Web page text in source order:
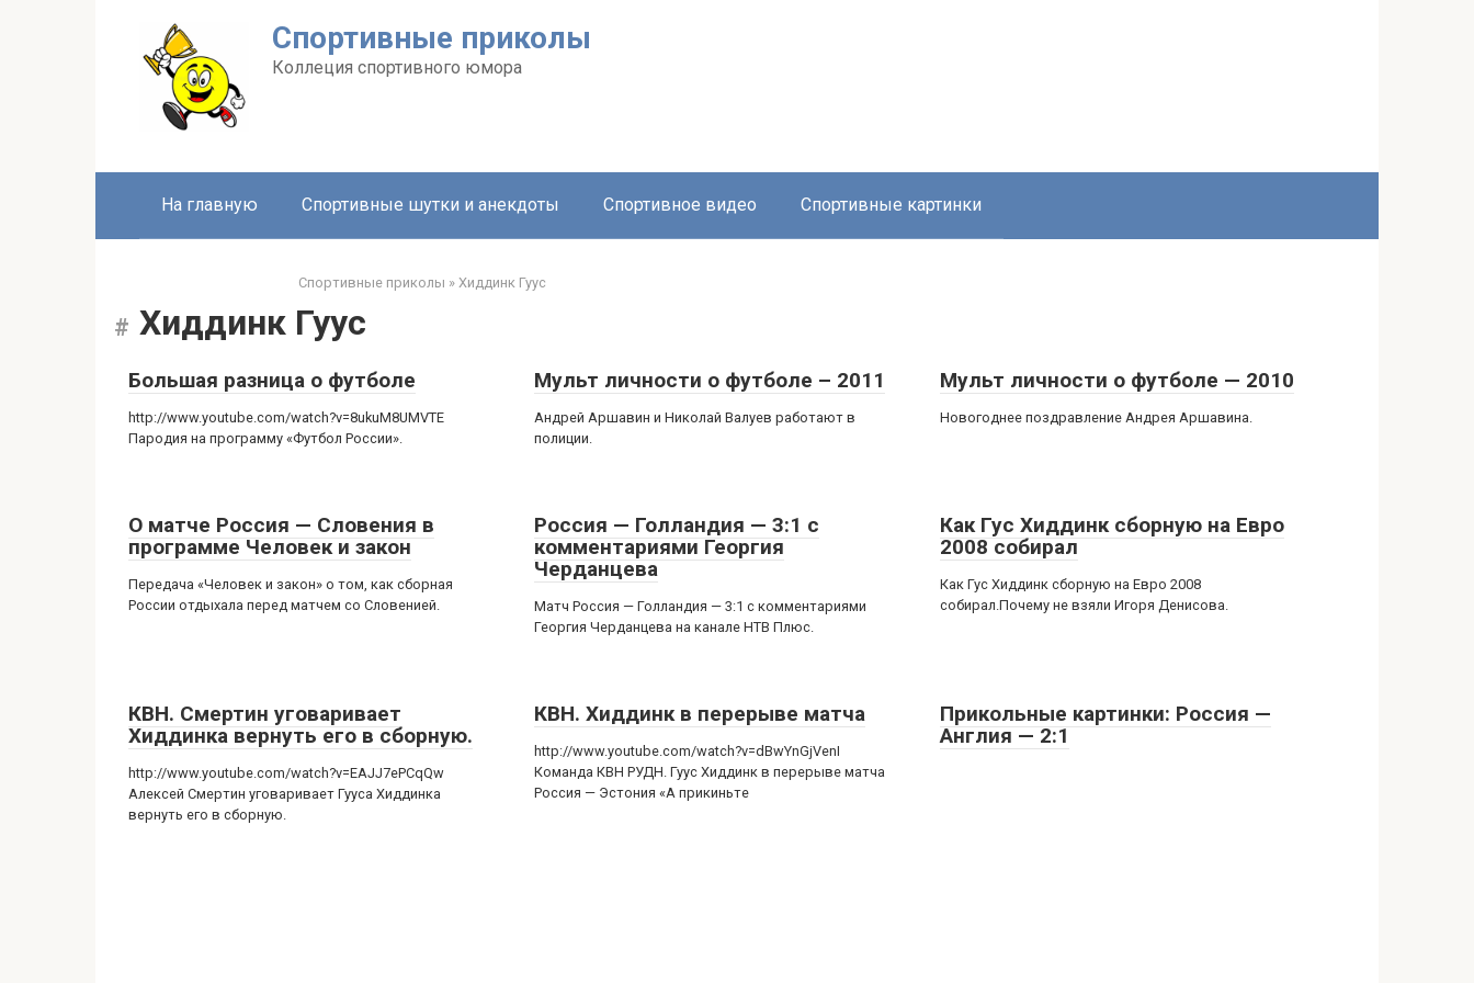
Спортивные приколы
Коллеция спортивного юмора
На главную Спортивные шутки и анекдоты Спортивное видео Спортивные картинки
Спортивные приколы » Хиддинк Гуус
Хиддинк Гуус
Большая разница о футболе
http://www.youtube.com/watch?v=8ukuM8UMVTE
Пародия на программу «Футбол России».
Мульт личности о футболе – 2011
Андрей Аршавин и Николай Валуев работают в
полиции.
Мульт личности о футболе — 2010
Новогоднее поздравление Андрея Аршавина.
О матче Россия — Словения в
программе Человек и закон
Передача «Человек и закон» о том, как сборная
России отдыхала перед матчем со Словенией.
Россия — Голландия — 3:1 с
комментариями Георгия
Черданцева
Матч Россия — Голландия — 3:1 c комментариями
Георгия Черданцева на канале НТВ Плюс.
Как Гус Хиддинк сборную на Евро
2008 собирал
Как Гус Хиддинк сборную на Евро 2008
собирал.Почему не взяли Игоря Денисова.
КВН. Смертин уговаривает
Хиддинка вернуть его в сборную.
http://www.youtube.com/watch?v=EAJJ7ePCqQw
Алексей Смертин уговаривает Гууса Хиддинка
вернуть его в сборную.
КВН. Хиддинк в перерыве матча
http://www.youtube.com/watch?v=dBwYnGjVenI
Команда КВН РУДН. Гуус Хиддинк в перерыве матча
Россия — Эстония «А прикиньте
Прикольные картинки: Россия —
Англия — 2:1